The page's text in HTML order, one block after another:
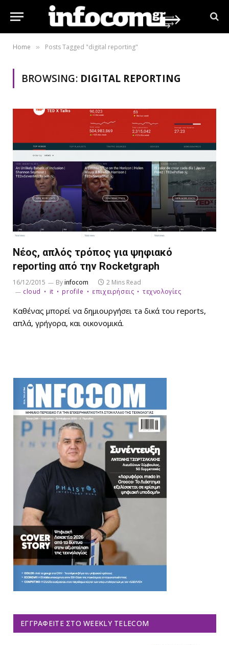
Home » Posts Tagged "digital reporting"
BROWSING: DIGITAL REPORTING
Νέος, απλός τρόπος για ψηφιακό
reporting από την Rocketgraph
16/12/2015 Byinfocom
2 Mins Read
cloud
it profile επιχειρήσεις τεχνολογίες
Καθένας μπορεί να δημιουργήσει τa δικά του reports,
απλά, γρήγορα, και οικονομικά.
ΕΓΓΡΑΦΕΊΤΕ ΣΤΟ WEEKLY TELECOM